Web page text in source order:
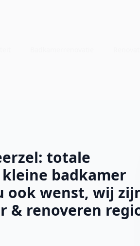
totale
badkamer
ook wenst, wij
& renoveren